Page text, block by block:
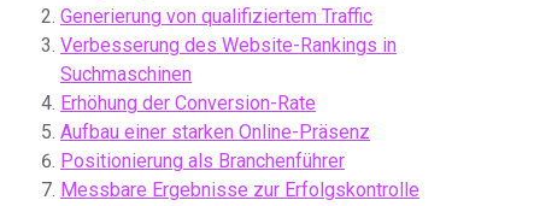
Generierung von qualifiziertem Traffic
Verbesserung des Website-Rankings in
Suchmaschinen
Erhöhung der Conversion-Rate
Aufbau einer starken Online-Präsenz
Positionierung als Branchenführer
Messbare Ergebnisse zur Erfolgskontrolle